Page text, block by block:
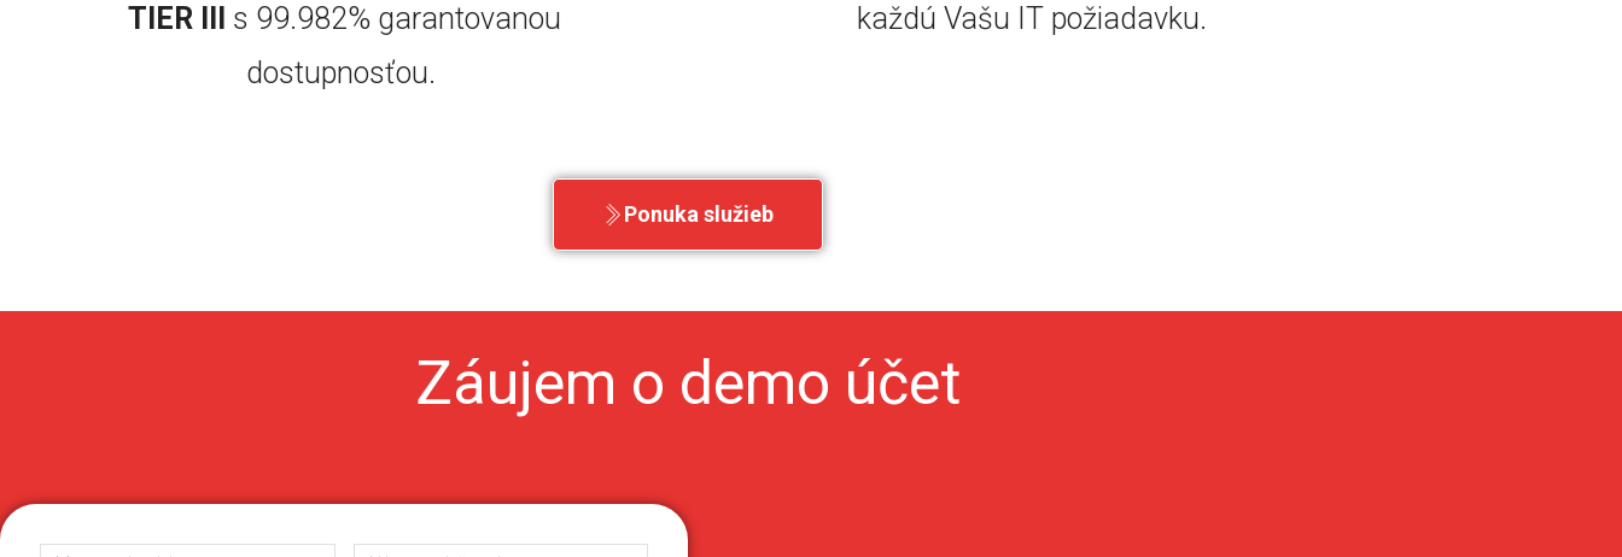
TIER III s 99.982% garantovanou
dostupnosťou.
každú Vašu IT požiadavku.
Ponuka služieb
Záujem o demo účet